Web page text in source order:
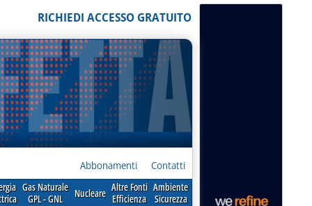
RICHIEDI ACCESSO GRATUITO
Abbonamenti Contatti
Gas Naturale
GPL - GNL
Nucleare Altre Fonti
Efficienza
Ambiente
Sicurezza